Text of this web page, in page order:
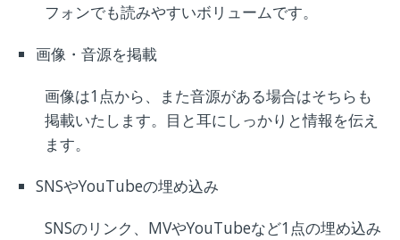
フォンでも読みやすいボリュームです。
画像・音源を掲載
画像は1点から、また音源がある場合はそちらも
掲載いたします。目と耳にしっかりと情報を伝え
ます。
SNSやYouTubeの埋め込み
SNSのリンク、MVやYouTubeなど1点の埋め込み